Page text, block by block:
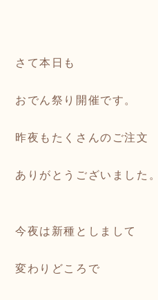
さて本日も
おでん祭り開催です。
昨夜もたくさんのご注文
ありがとうございました。
今夜は新種としまして
変わりどころで